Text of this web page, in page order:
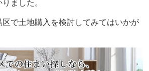
ました。
で土地購入を検討してみてはいかが